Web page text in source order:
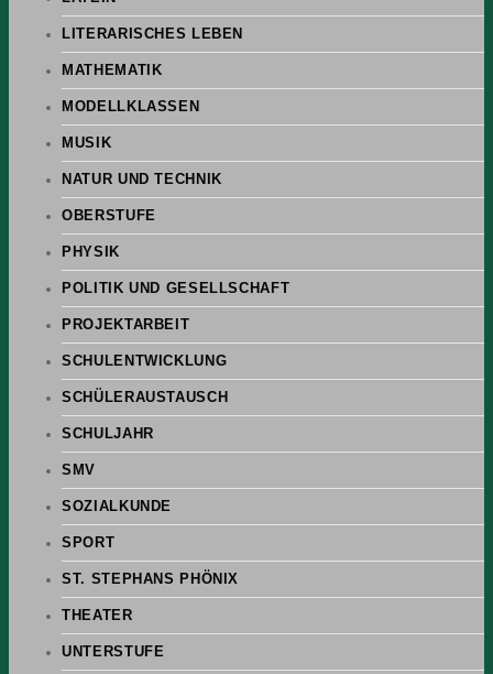
LITERARISCHES LEBEN
MATHEMATIK
MODELLKLASSEN
MUSIK
NATUR UND TECHNIK
OBERSTUFE
PHYSIK
POLITIK UND GESELLSCHAFT
PROJEKTARBEIT
SCHULENTWICKLUNG
SCHÜLERAUSTAUSCH
SCHULJAHR
SMV
SOZIALKUNDE
SPORT
ST. STEPHANS PHÖNIX
THEATER
UNTERSTUFE